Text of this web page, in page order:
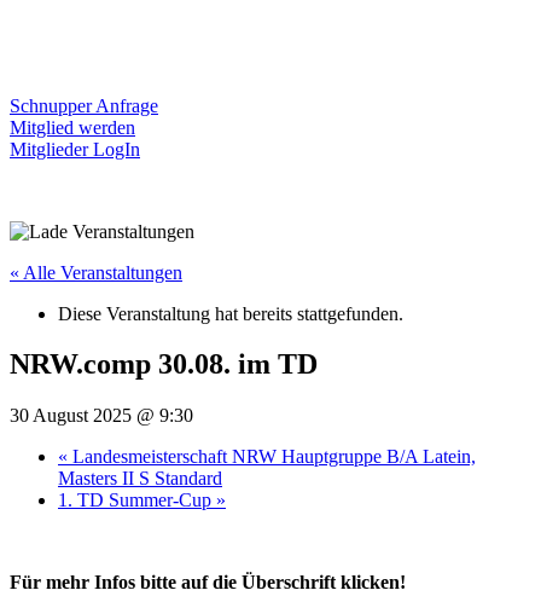
Schnupper Anfrage
Mitglied werden
Mitglieder LogIn
« Alle Veranstaltungen
Diese Veranstaltung hat bereits stattgefunden.
NRW.comp 30.08. im TD
30 August 2025 @ 9:30
« Landesmeisterschaft NRW Hauptgruppe B/A Latein,
Masters II S Standard
1. TD Summer-Cup »
Für mehr Infos bitte auf die Überschrift klicken!